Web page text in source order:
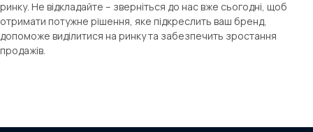
ринку. Не відкладайте – зверніться до нас вже сьогодні, щоб
отримати потужне рішення, яке підкреслить ваш бренд,
допоможе виділитися на ринку та забезпечить зростання
продажів.